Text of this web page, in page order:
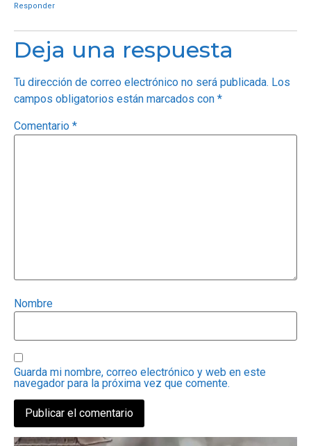
Responder
Deja una respuesta
Tu dirección de correo electrónico no será publicada. Los
campos obligatorios están marcados con *
Comentario *
Nombre
Guarda mi nombre, correo electrónico y web en este
navegador para la próxima vez que comente.